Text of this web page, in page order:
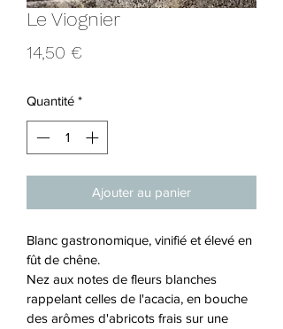
Le Viognier
14,50 €
Quantité *
Ajouter au panier
Blanc gastronomique, vinifié et élevé en
fût de chêne.
Nez aux notes de fleurs blanches
rappelant celles de l'acacia, en bouche
des arômes d'abricots frais sur une